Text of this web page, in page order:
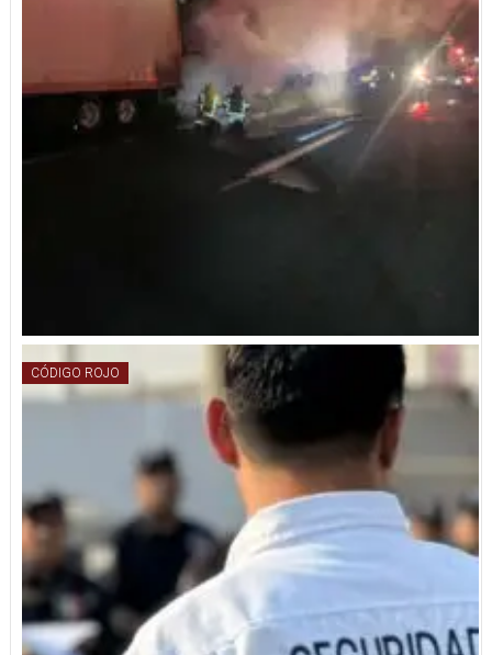
CÓDIGO ROJO